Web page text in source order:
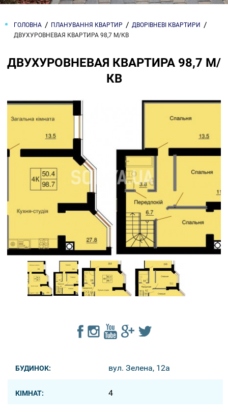
ГОЛОВНА ПЛАНУВАННЯ КВАРТИР
ДВОРІВНЕВІ КВАРТИРИ
ДВУХУРОВНЕВАЯ КВАРТИРА 98,7 М/КВ
ДВУХУРОВНЕВАЯ КВАРТИРА 98,7 М/
КВ
БУДИНОК: вул. Зелена, 12a
КІМНАТ: 4